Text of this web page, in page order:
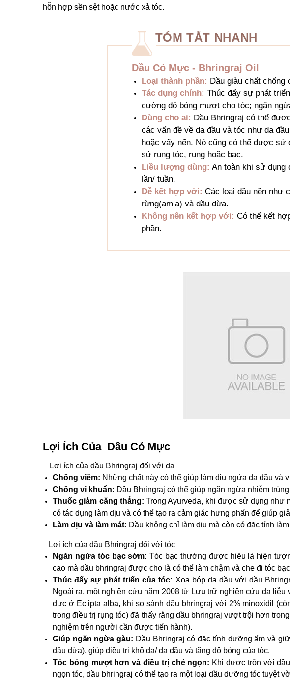
hỗn hợp sền sệt hoặc nước xả tóc.
TÓM TẮT NHANH
Dầu Cỏ Mực - Bhringraj Oil
Loại thành phần: Dầu giàu chất chống
Tác dụng chính: Thúc đẩy sự phát
cường độ bóng mượt cho tóc; ngăn
Dùng cho ai: Dầu Bhringraj có thể
các vấn đề về da đầu và tóc như da
hoặc vẩy nến. Nó cũng có thể được sử
sử rụng tóc, rụng hoặc bạc.
Liều lượng dùng: An toàn khi sử dụng
lần/ tuần.
Dễ kết hợp với: Các loại dầu nền như
rừng(amla) và dầu dừa.
Không nên kết hợp với: Có thể kết
phần.
Lợi Ích Của Dầu Cỏ Mực
Lợi ích của dầu Bhringraj đối với da
Chống viêm: Những chất này có thể giúp làm dịu ngứa da đầu và
Chống vi khuẩn: Dầu Bhringraj có thể giúp ngăn ngừa nhiễm
Thuốc giảm căng thẳng: Trong Ayurveda, khi được sử dụng như
có tác dụng làm dịu và có thể tạo ra cảm giác hưng phấn để giúp
Làm dịu và làm mát: Dầu không chỉ làm dịu mà còn có đặc tính
Lợi ích của dầu Bhringraj đối với tóc
Ngăn ngừa tóc bạc sớm: Tóc bạc thường được hiểu là hiện
cao mà dầu bhringraj được cho là có thể làm chậm và che đi tóc
Thúc đẩy sự phát triển của tóc: Xoa bóp da dầu với dầu
Ngoài ra, một nghiên cứu năm 2008 từ Lưu trữ nghiên cứu da liễu
đực ở Eclipta alba, khi so sánh dầu bhringraj với 2% minoxidil
trong điều trị rụng tóc) đã thấy rằng dầu bhringraj vượt trội hơn
nghiệm trên người cần được tiến hành).
Giúp ngăn ngừa gàu: Dầu Bhringraj có đặc tính dưỡng ẩm và
dầu dừa), giúp điều trị khô da/ da đầu và tăng độ bóng của tóc.
Tóc bóng mượt hơn và điều trị chẻ ngọn: Khi được trộn với
ngọn tóc, dầu bhringraj có thể tạo ra một loại dầu dưỡng tóc tuyệt